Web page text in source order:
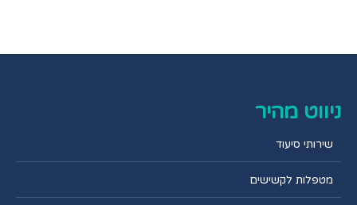
ניווט מהיר
שירותי סיעוד
מטפלות לקשישים